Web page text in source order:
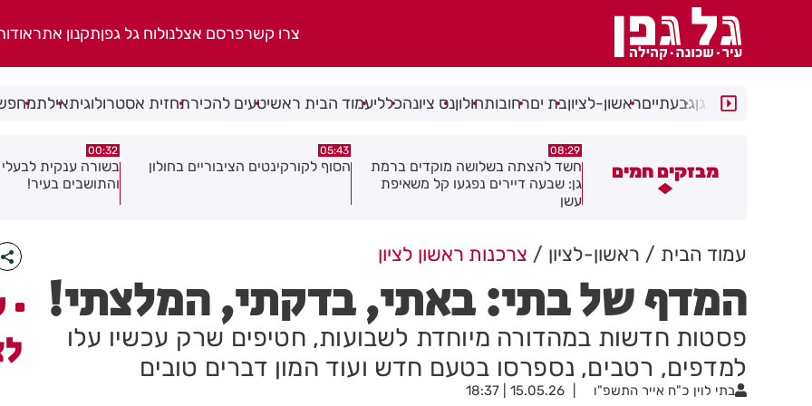
צרו קשרפרסם אצלנולוח גל גפןתקנון אתר
רמת גןגבעתייםראשון-לציוןבת יםרחובותחולוןנס ציונהכלליעמוד הבית ראשיטעים להכירתחזית אסטרולוגיתאילת
מבזקים חמים
חשד להצתה בשלושה מוקדים ברמת
גן: שבעה דיירים נפגעו קל משאיפת
05:43
הסוף לקורקינטים הציבוריים בחולון
00:32
בשורה ענקית לבעלי העסקים
06.08.26
תושב בת ים נעצר
של צעירה בת 18
עמוד הבית ראשון-לציון צרכנות ראשון לציון
המדף של בתי: באתי, בדקתי, המלצתי!
פסטות חדשות במהדורה מיוחדת לשבועות, חטיפים שרק עכשיו עלו
למדפים, רטבים, נספרסו בטעם חדש ועוד המון דברים טובים
בתי לוין כ"ח אייר התשפ"ו 15.05.26 | 18:37